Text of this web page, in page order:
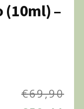
(10ml) –
€69,90